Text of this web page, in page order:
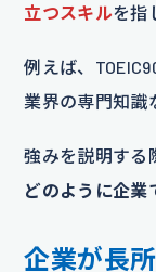
立つスキルを指
例えば、
業界の専門知識
強みを説明する
どのように企業
企業が長